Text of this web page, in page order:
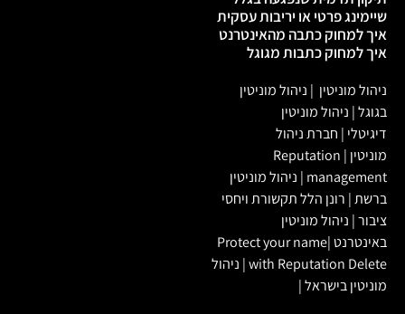
שיימינג פרטי או יריבות עסקית
איך למחוק כתבה מהאינטרנט
איך למחוק כתבות מגוגל
ניהול מוניטין | ניהול מוניטין
בגוגל| ניהול מוניטין
דיגיטלי | חברת ניהול
מוניטין |
Reputation
management
| ניהול מוניטין
ברשת| רונן הלל תקשורת ויחסי
ציבור| ניהול מוניטין
באינטרנט|
Protect your name
with Reputation Delete
| ניהול
מוניטין בישראל|